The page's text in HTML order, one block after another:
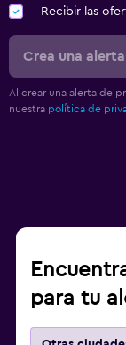
Recibir las
Crea una
Al crear una alerta de
nuestra política de
para tu